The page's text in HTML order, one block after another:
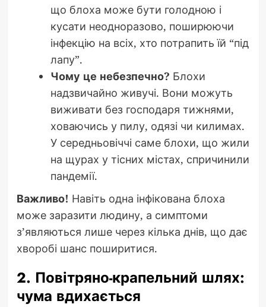
що блоха може бути голодною і
кусати неодноразово, поширюючи
інфекцію на всіх, хто потрапить їй “під
лапу”.
Чому це небезпечно? Блохи
надзвичайно живучі. Вони можуть
виживати без господаря тижнями,
ховаючись у пилу, одязі чи килимах.
У середньовіччі саме блохи, що жили
на щурах у тісних містах, спричинили
пандемії.
Важливо! Навіть одна інфікована блоха
може заразити людину, а симптоми
з’являються лише через кілька днів, що дає
хворобі шанс поширитися.
2. Повітряно-крапельний шлях:
чума вдихається